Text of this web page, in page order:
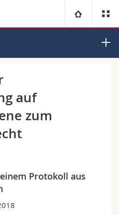
Fak.
Bildungswissenschaften
Institut für Europarecht
auf
zum
Protokoll aus